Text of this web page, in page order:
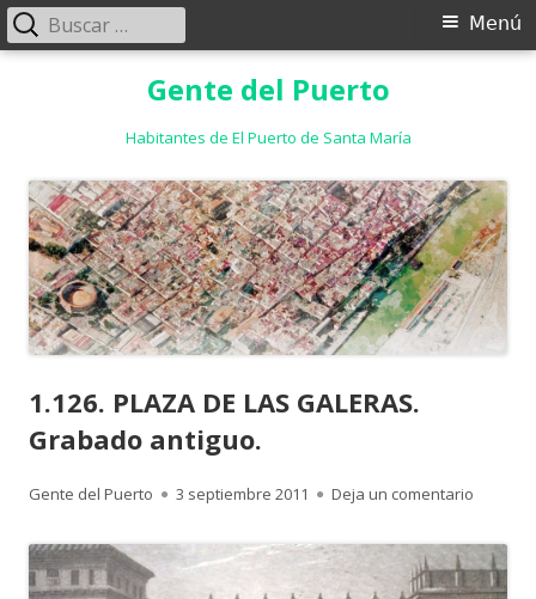
Gente del Puerto
Habitantes de El Puerto de Santa María
Menú
Menú
Buscar:
1.126. PLAZA DE LAS GALERAS.
Grabado antiguo.
Autor
Gente del Puerto
Publicado
3 septiembre 2011 Deja un comentario